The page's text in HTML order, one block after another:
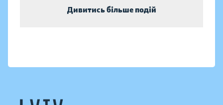
Дивитись більше подій